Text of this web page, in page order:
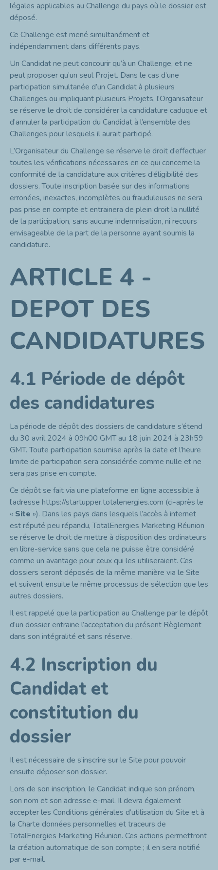
légales applicables au Challenge du pays où le dossier est
déposé.
Ce Challenge est mené simultanément et
indépendamment dans différents pays.
Un Candidat ne peut concourir qu’à un Challenge, et ne
peut proposer qu’un seul Projet. Dans le cas d’une
participation simultanée d’un Candidat à plusieurs
Challenges ou impliquant plusieurs Projets, l’Organisateur
se réserve le droit de considérer la candidature caduque et
d’annuler la participation du Candidat à l’ensemble des
Challenges pour lesquels il aurait participé.
L’Organisateur du Challenge se réserve le droit d’effectuer
toutes les vérifications nécessaires en ce qui concerne la
conformité de la candidature aux critères d’éligibilité des
dossiers. Toute inscription basée sur des informations
erronées, inexactes, incomplètes ou frauduleuses ne sera
pas prise en compte et entrainera de plein droit la nullité
de la participation, sans aucune indemnisation, ni recours
envisageable de la part de la personne ayant soumis la
candidature.
ARTICLE 4 -
DEPOT DES
CANDIDATURES
4.1 Période de dépôt
des candidatures
La période de dépôt des dossiers de candidature s’étend
du 30 avril 2024 à 09h00 GMT au 18 juin 2024 à 23h59
GMT. Toute participation soumise après la date et l’heure
limite de participation sera considérée comme nulle et ne
sera pas prise en compte.
Ce dépôt se fait via une plateforme en ligne accessible à
l’adresse https://startupper.totalenergies.com (ci-après le
« Site »). Dans les pays dans lesquels l’accès à internet
est réputé peu répandu, TotalEnergies Marketing Réunion
se réserve le droit de mettre à disposition des ordinateurs
en libre-service sans que cela ne puisse être considéré
comme un avantage pour ceux qui les utiliseraient. Ces
dossiers seront déposés de la même manière via le Site
et suivent ensuite le même processus de sélection que les
autres dossiers.
Il est rappelé que la participation au Challenge par le dépôt
d’un dossier entraine l’acceptation du présent Règlement
dans son intégralité et sans réserve.
4.2 Inscription du
Candidat et
constitution du
dossier
Il est nécessaire de s’inscrire sur le Site pour pouvoir
ensuite déposer son dossier.
Lors de son inscription, le Candidat indique son prénom,
son nom et son adresse e-mail. Il devra également
accepter les Conditions générales d’utilisation du Site et à
la Charte données personnelles et traceurs de
TotalEnergies Marketing Réunion. Ces actions permettront
la création automatique de son compte ; il en sera notifié
par e-mail.